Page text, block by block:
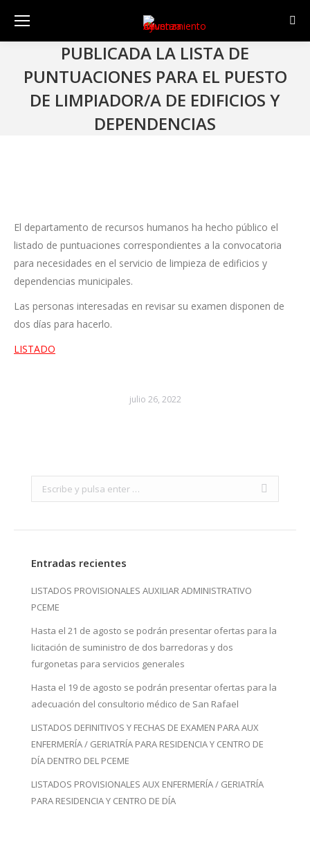
PUBLICADA LA LISTA DE
PUNTUACIONES PARA EL PUESTO
DE LIMPIADOR/A DE EDIFICIOS Y
DEPENDENCIAS
El departamento de recursos humanos ha hecho público el
listado de puntuaciones correspondientes a la convocatoria
para necesidades en el servicio de limpieza de edificios y
dependencias municipales.
Las personas interesadas en revisar su examen disponen de
dos días para hacerlo.
LISTADO
julio 26, 2022
Search:
Entradas recientes
LISTADOS PROVISIONALES AUXILIAR ADMINISTRATIVO
PCEME
Hasta el 21 de agosto se podrán presentar ofertas para la
licitación de suministro de dos barredoras y dos
furgonetas para servicios generales
Hasta el 19 de agosto se podrán presentar ofertas para la
adecuación del consultorio médico de San Rafael
LISTADOS DEFINITIVOS Y FECHAS DE EXAMEN PARA AUX
ENFERMERÍA / GERIATRÍA PARA RESIDENCIA Y CENTRO DE
DÍA DENTRO DEL PCEME
LISTADOS PROVISIONALES AUX ENFERMERÍA / GERIATRÍA
PARA RESIDENCIA Y CENTRO DE DÍA